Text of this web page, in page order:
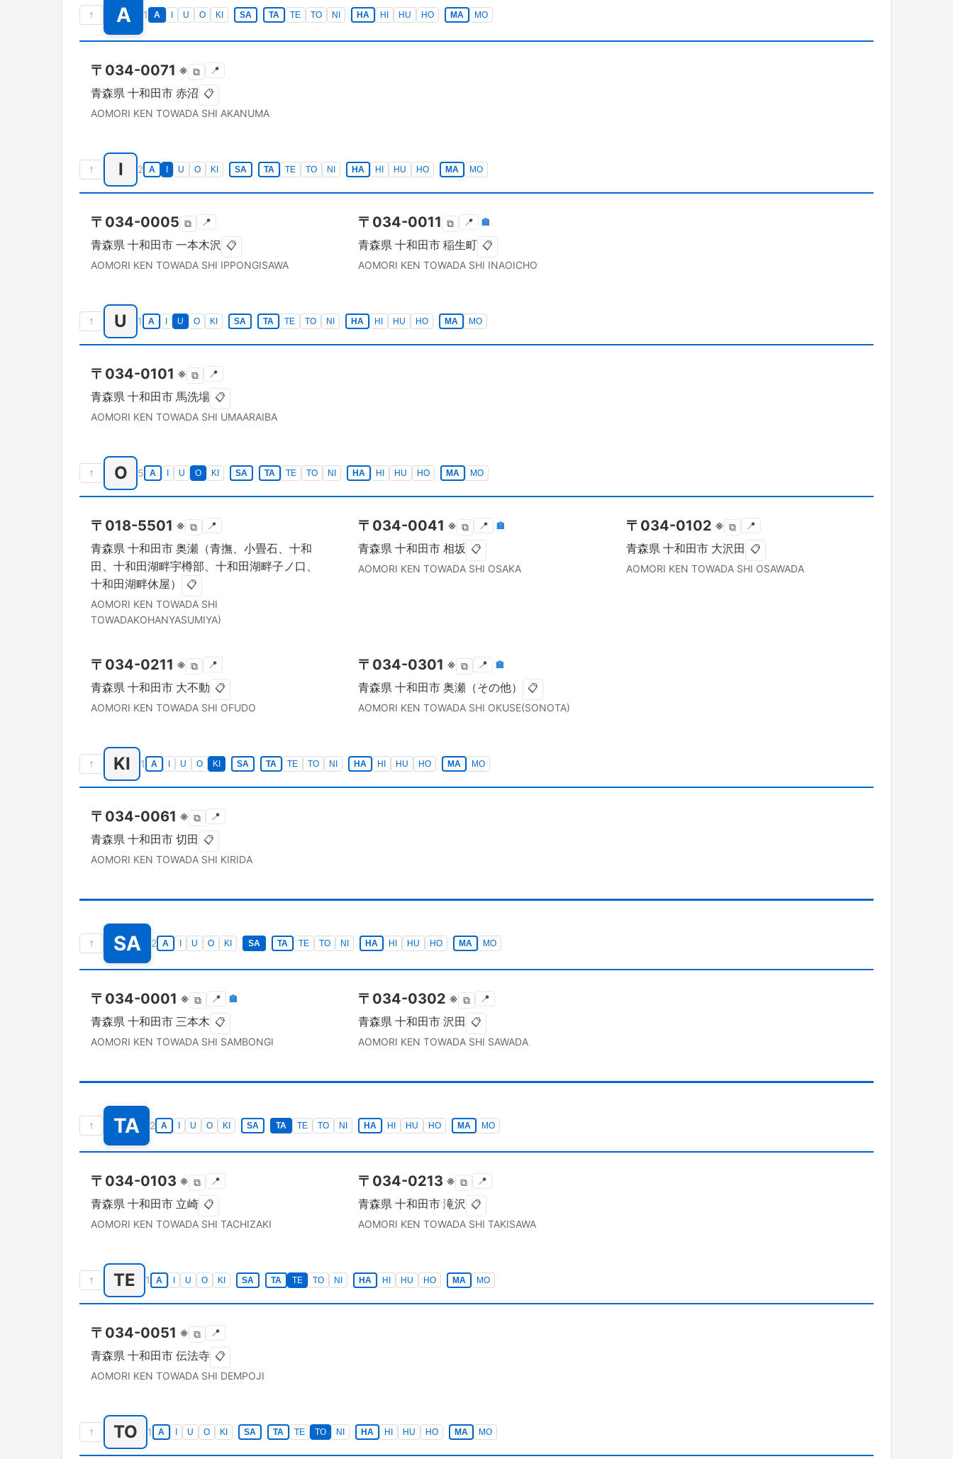
↑ A 1 A U O KI SA TA TE TO NI HA HI HU HO MA MO
〒 034-0071 ※ ⧉ 📍
青森県 十和田市 赤沼 📋
AOMORI KEN TOWADA SHI AKANUMA
↑ I 2 A U O KI SA TA TE TO NI HA HI HU HO MA MO
〒 034-0005 ⧉ 📍
青森県 十和田市 一本木沢 📋
AOMORI KEN TOWADA SHI IPPONGISAWA
〒 034-0011 ⧉ 📍 🏣
青森県 十和田市 稲生町 📋
AOMORI KEN TOWADA SHI INAOICHO
↑ U 1 A U O KI SA TA TE TO NI HA HI HU HO MA MO
〒 034-0101 ※ ⧉ 📍
青森県 十和田市 馬洗場 📋
AOMORI KEN TOWADA SHI UMAARAIBA
↑ O 5 A U O KI SA TA TE TO NI HA HI HU HO MA MO
〒 018-5501 ※ ⧉ 📍
青森県 十和田市 奥瀬（青撫、小畳石、十和
田、十和田湖畔宇樽部、十和田湖畔子ノ口、
十和田湖畔休屋）
📋
AOMORI KEN TOWADA SHI
TOWADAKOHANYASUMIYA)
〒 034-0041 ※ ⧉ 📍 🏣
青森県 十和田市 相坂 📋
AOMORI KEN TOWADA SHI OSAKA
〒 034-0102 ※ ⧉ 📍
青森県 十和田市 大沢田 📋
AOMORI KEN TOWADA SHI OSAWADA
〒 034-0211 ※ ⧉ 📍
青森県 十和田市 大不動 📋
AOMORI KEN TOWADA SHI OFUDO
〒 034-0301 ※ ⧉ 📍 🏣
青森県 十和田市 奥瀬（その他） 📋
AOMORI KEN TOWADA SHI OKUSE(SONOTA)
↑ KI 1 A U O KI SA TA TE TO NI HA HI HU HO MA MO
〒 034-0061 ※ ⧉ 📍
青森県 十和田市 切田 📋
AOMORI KEN TOWADA SHI KIRIDA
↑ SA 2 A U O KI SA TA TE TO NI HA HI HU HO MA MO
〒 034-0001 ※ ⧉ 📍 🏣
青森県 十和田市 三本木 📋
AOMORI KEN TOWADA SHI SAMBONGI
〒 034-0302 ※ ⧉ 📍
青森県 十和田市 沢田 📋
AOMORI KEN TOWADA SHI SAWADA
↑ TA 2 A U O KI SA TA TE TO NI HA HI HU HO MA MO
〒 034-0103 ※ ⧉ 📍
青森県 十和田市 立崎 📋
AOMORI KEN TOWADA SHI TACHIZAKI
〒 034-0213 ※ ⧉ 📍
青森県 十和田市 滝沢 📋
AOMORI KEN TOWADA SHI TAKISAWA
↑ TE 1 A U O KI SA TA TE TO NI HA HI HU HO MA MO
〒 034-0051 ※ ⧉ 📍
青森県 十和田市 伝法寺 📋
AOMORI KEN TOWADA SHI DEMPOJI
↑ TO 1 A U O KI SA TA TE TO NI HA HI HU HO MA MO